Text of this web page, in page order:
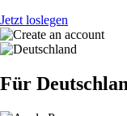
Jetzt loslegen
Für